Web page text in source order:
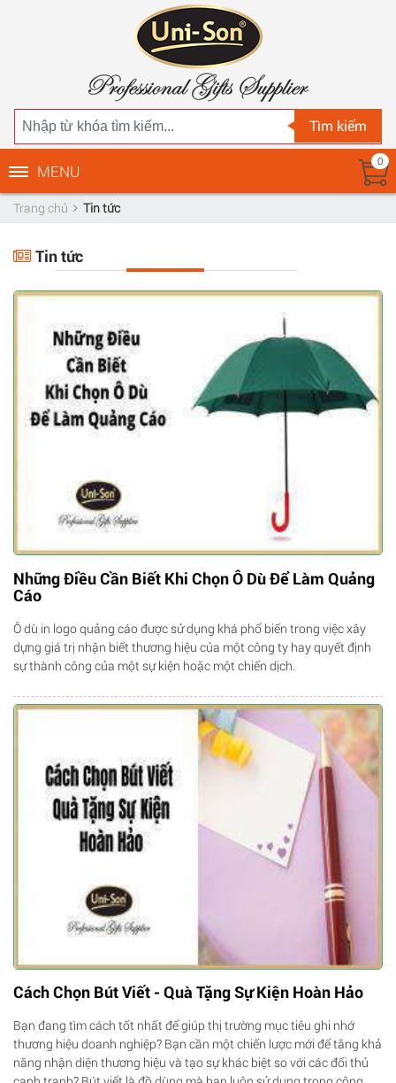
Tìm kiếm
0
MENU
Trang chủ Tin tức
Tin tức
Những Điều Cần Biết Khi Chọn Ô Dù Để Làm Quảng
Cáo
Ô dù in logo quảng cáo được sử dụng khá phổ biến trong việc xây
dựng giá trị nhận biết thương hiệu của một công ty hay quyết định
sự thành công của một sự kiện hoặc một chiến dịch.
Cách Chọn Bút Viết - Quà Tặng Sự Kiện Hoàn Hảo
Bạn đang tìm cách tốt nhất để giúp thị trường mục tiêu ghi nhớ
thương hiệu doanh nghiệp? Bạn cần một chiến lược mới để tăng khả
năng nhận diện thương hiệu và tạo sự khác biệt so với các đối thủ